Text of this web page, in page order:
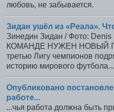
любовь, не забывается.
Зидан ушёл из «Реала».
Зинедин Зидан / Фото:
КОМАНДЕ НУЖЕН НОВЫЙ
третью Лигу чемпионов
историю мирового футбола...
Опубликовано
работе...
...чья работа должна быть